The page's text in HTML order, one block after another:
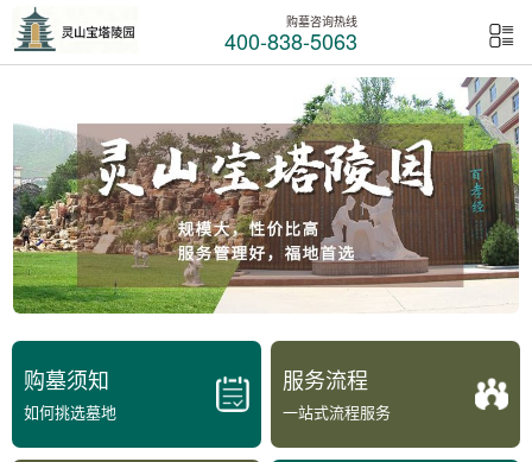
购墓咨询热线
400-838-5063
购墓须知
如何挑选墓地
服务流程
一站式流程服务